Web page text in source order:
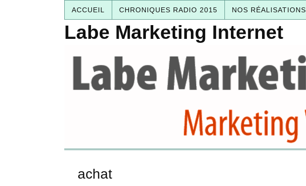
ACCUEIL CHRONIQUES RADIO 2015 NOS RÉALISATIONS
Labe Marketing Internet
achat